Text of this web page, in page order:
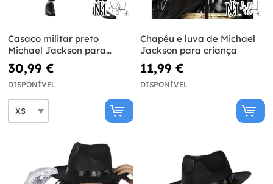
Casaco militar preto
Michael Jackson para
adulto
30,99 €
DISPONÍVEL
Chapéu e luva de Michael
Jackson para criança
11,99 €
DISPONÍVEL